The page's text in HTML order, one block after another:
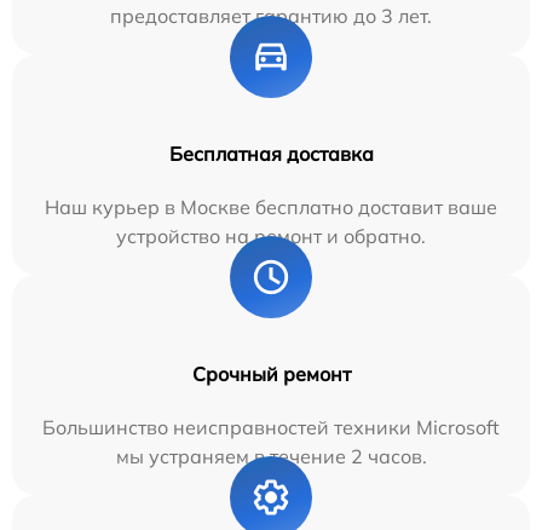
предоставляет гарантию до 3 лет.
Бесплатная доставка
Наш курьер в Москве бесплатно доставит ваше
устройство на ремонт и обратно.
Срочный ремонт
Большинство неисправностей техники Microsoft
мы устраняем в течение 2 часов.